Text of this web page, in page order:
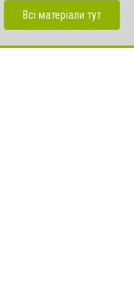
Всі матеріали тут